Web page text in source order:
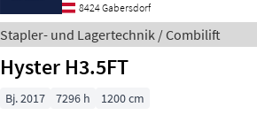
8424 Gabersdorf
Stapler- und Lagertechnik / Combilift
Hyster H3.5FT
Bj. 2017 7296 h 1200 cm